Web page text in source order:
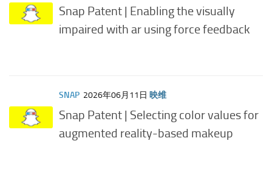
Snap Patent | Enabling the visually
impaired with ar using force feedback
SNAP 2026年06月11日 映维
Snap Patent | Selecting color values for
augmented reality-based makeup